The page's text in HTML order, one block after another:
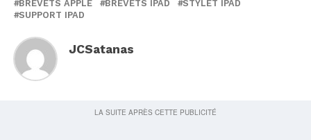
BREVETS APPLE BREVETS IPAD
STYLET IPAD
SUPPORT IPAD
JCSatanas